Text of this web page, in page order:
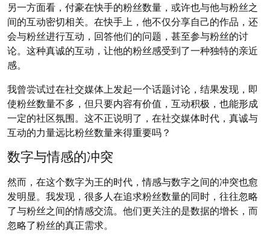
另一方面看，付豪在快手的粉丝数量，或许也与他与粉丝之
间的互动密切相关。在快手上，他不仅分享自己的作品，还
会与粉丝进行互动，回答他们的问题，甚至参与粉丝的讨
论。这种真诚的互动，让他的粉丝感受到了一种独特的亲近
感。
我曾尝试过在社交媒体上发起一个话题讨论，结果发现，即
使粉丝数量不多，但只要内容有价值，互动积极，也能形成
一定的社区氛围。这不正说明了，在社交媒体时代，真诚与
互动的力量远比粉丝数量来得重要吗？
数字与情感的冲突
然而，在这个数字为王的时代，情感与数字之间的冲突也愈
发明显。我发现，很多人在追求粉丝数量的同时，往往忽略
了与粉丝之间的情感交流。他们更关注的是数据的增长，而
忽略了粉丝的真正需求。